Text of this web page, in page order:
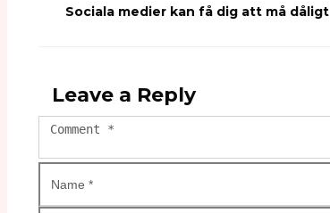
Sociala medier kan få dig att må dåligt
Leave a Reply